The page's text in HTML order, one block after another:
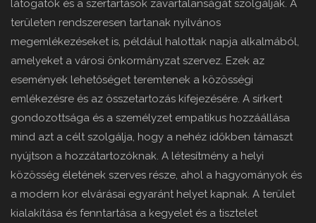
látogatók és a szertartások zavartalanságát szolgálják. A
területen rendszeresen tartanak nyilvános
megemlékezéseket is, például halottak napja alkalmából,
amelyeket a városi önkormányzat szervez. Ezek az
események lehetőséget teremtenek a közösségi
emlékezésre és az összetartozás kifejezésére. A sírkert
gondozottsága és a személyzet empatikus hozzáállása
mind azt a célt szolgálja, hogy a nehéz időkben támaszt
nyújtson a hozzátartozóknak. A létesítmény a helyi
közösség életének szerves része, ahol a hagyományok és
a modern kor elvárásai egyaránt helyet kapnak. A terület
kialakítása és fenntartása a kegyelet és a tisztelet